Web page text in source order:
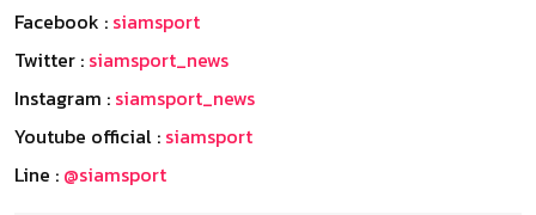
Facebook : siamsport
Twitter : siamsport_news
Instagram : siamsport_news
Youtube official : siamsport
Line : @siamsport